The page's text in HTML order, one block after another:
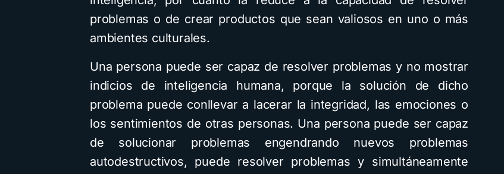
problemas o de crear productos que sean valiosos en uno o más
ambientes culturales.
Una persona puede ser capaz de resolver problemas y no mostrar
indicios de inteligencia humana, porque la solución de dicho
problema puede conllevar a lacerar la integridad, las emociones o
los sentimientos de otras personas. Una persona puede ser capaz
de solucionar problemas engendrando nuevos problemas
autodestructivos, puede resolver problemas y simultáneamente